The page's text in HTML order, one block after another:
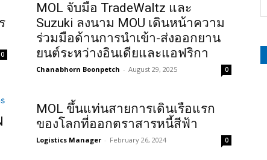
0
MOL จับมือ TradeWaltz และ
Suzuki ลงนาม MOU เดินหน้าความ
ร่วมมือด้านการนำเข้า-ส่งออกยาน
ยนต์ระหว่างอินเดียและแอฟริกา
Chanabhorn Boonpetch - August 29, 2025 0
MOL ขึ้นแท่นสายการเดินเรือแรก
ของโลกที่ออกตราสารหนี้สีฟ้า
Logistics Manager - February 26, 2024 0